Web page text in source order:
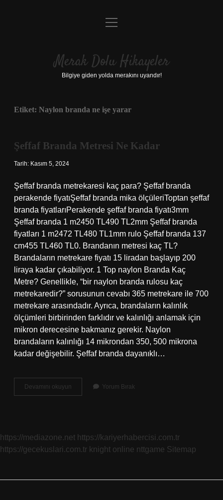
Anasayfa
Yasal Uyarı
menüyü
Merak Dolu Hikayeler
Bilgiye giden yolda merakını uyandır!
Etiket: Naylon branda ne işe yarar
Şeffaf Branda Metresi Ne Kadar
Tarih: Kasım 5, 2024
Şeffaf branda metrekaresi kaç para? Şeffaf branda
perakende fiyatıŞeffaf branda mika ölçüleriToptan şeffaf
branda fiyatlarıPerakende şeffaf branda fiyatı3mm
Şeffaf branda 1 m2450 TL490 TL2mm Şeffaf branda
fiyatları 1 m2472 TL480 TL1mm rulo Şeffaf branda 137
cm455 TL460 TL0. Brandanın metresi kaç TL?
Brandaların metrekare fiyatı 15 liradan başlayıp 200
liraya kadar çıkabiliyor. 1 Top naylon Branda Kaç
Metre? Genellikle, “bir naylon branda rulosu kaç
metrekaredir?” sorusunun cevabı 365 metrekare ile 700
metrekare arasındadır. Ayrıca, brandaların kalınlık
ölçümleri birbirinden farklıdır ve kalınlığı anlamak için
mikron derecesine bakmanız gerekir. Naylon
brandaların kalınlığı 14 mikrondan 350, 500 mikrona
kadar değişebilir. Şeffaf branda dayanıklı…
Devamını okuyun
Branda
Yorum Bırak
https://mediazone.net https://kariyerhabercisi.com.tr
https://gecekuslari.com.tr knight online nttgame Sitemap